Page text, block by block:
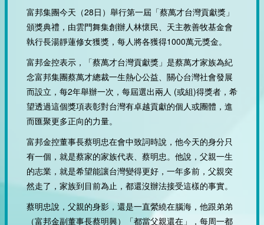
富邦集團今天（28日）舉行第一屆「蔡萬才台灣貢獻獎」
頒獎典禮，由雲門舞集創辦人林懷民、天主教善牧基金會
執行長湯靜蓮修女獲獎，每人將各獲得1000萬元獎金。
富邦金控表示，「蔡萬才台灣貢獻獎」是蔡萬才家族為紀
念富邦集團蔡萬才總裁一生熱心公益、關心台灣社會發展
而設立，每2年舉辦一次，每屆選出兩人 (或組)得獎者，希
望透過這個獎項表彰對台灣有卓越貢獻的個人或團體，進
而匯聚更多正向的力量。
富邦金控董事長蔡明忠在會中致詞時說，他今天的身分只
有一個，就是蔡家的家族代表、蔡明忠。他說，父親一生
的志業，就是希望能讓台灣變得更好，一年多前，父親突
然走了，家族到目前為止，都還沒辦法接受這樣的事實。
蔡明忠說，父親的身影，還是一直縈繞在腦海，他跟弟弟
（富邦金副董事長蔡明興）「都當父親還在」，每周一都